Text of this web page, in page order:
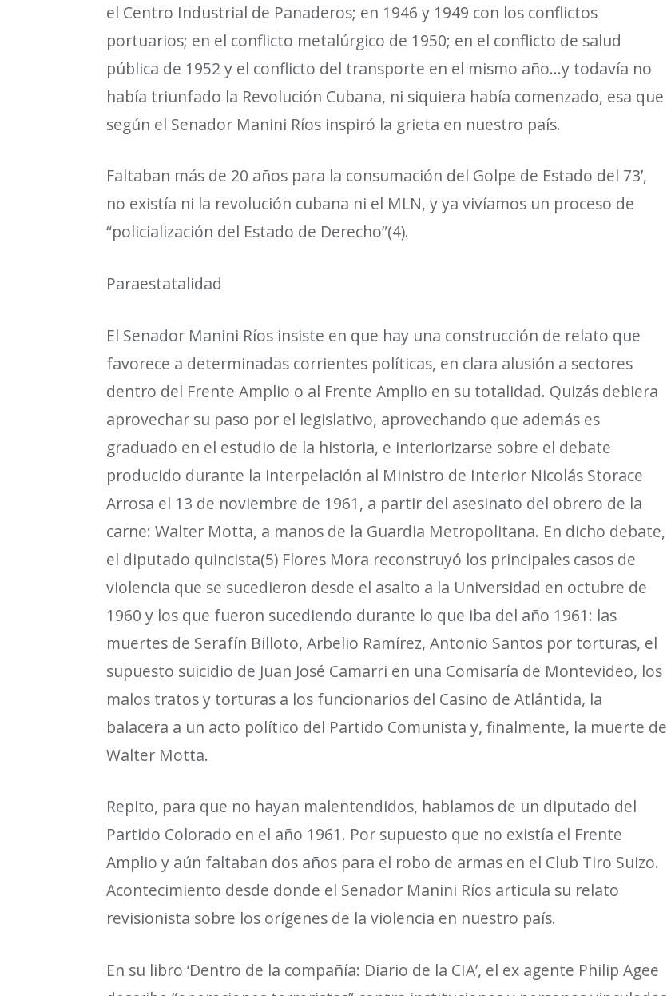
el Centro Industrial de Panaderos; en 1946 y 1949 con los conflictos
portuarios; en el conflicto metalúrgico de 1950; en el conflicto de salud
pública de 1952 y el conflicto del transporte en el mismo año…y todavía no
había triunfado la Revolución Cubana, ni siquiera había comenzado, esa que
según el Senador Manini Ríos inspiró la grieta en nuestro país.
Faltaban más de 20 años para la consumación del Golpe de Estado del 73’,
no existía ni la revolución cubana ni el MLN, y ya vivíamos un proceso de
“policialización del Estado de Derecho”(4).
Paraestatalidad
El Senador Manini Ríos insiste en que hay una construcción de relato que
favorece a determinadas corrientes políticas, en clara alusión a sectores
dentro del Frente Amplio o al Frente Amplio en su totalidad. Quizás debiera
aprovechar su paso por el legislativo, aprovechando que además es
graduado en el estudio de la historia, e interiorizarse sobre el debate
producido durante la interpelación al Ministro de Interior Nicolás Storace
Arrosa el 13 de noviembre de 1961, a partir del asesinato del obrero de la
carne: Walter Motta, a manos de la Guardia Metropolitana. En dicho debate,
el diputado quincista(5) Flores Mora reconstruyó los principales casos de
violencia que se sucedieron desde el asalto a la Universidad en octubre de
1960 y los que fueron sucediendo durante lo que iba del año 1961: las
muertes de Serafín Billoto, Arbelio Ramírez, Antonio Santos por torturas, el
supuesto suicidio de Juan José Camarri en una Comisaría de Montevideo, los
malos tratos y torturas a los funcionarios del Casino de Atlántida, la
balacera a un acto político del Partido Comunista y, finalmente, la muerte de
Walter Motta.
Repito, para que no hayan malentendidos, hablamos de un diputado del
Partido Colorado en el año 1961. Por supuesto que no existía el Frente
Amplio y aún faltaban dos años para el robo de armas en el Club Tiro Suizo.
Acontecimiento desde donde el Senador Manini Ríos articula su relato
revisionista sobre los orígenes de la violencia en nuestro país.
En su libro ‘Dentro de la compañía: Diario de la CIA’, el ex agente Philip Agee